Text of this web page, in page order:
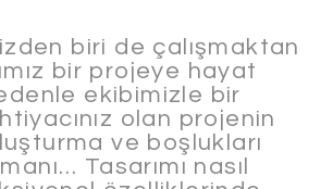
biri de çalışmaktan
bir projeye hayat
ekibimizle bir
olan projenin
ve boşlukları
Tasarımı nasıl